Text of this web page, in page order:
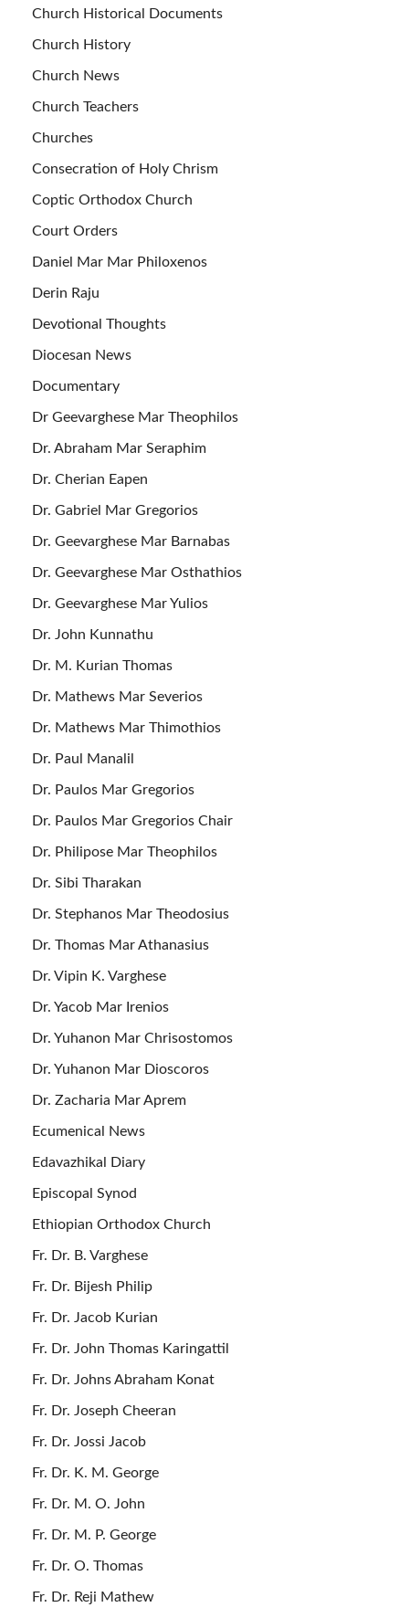
Church Historical Documents
Church History
Church News
Church Teachers
Churches
Consecration of Holy Chrism
Coptic Orthodox Church
Court Orders
Daniel Mar Mar Philoxenos
Derin Raju
Devotional Thoughts
Diocesan News
Documentary
Dr Geevarghese Mar Theophilos
Dr. Abraham Mar Seraphim
Dr. Cherian Eapen
Dr. Gabriel Mar Gregorios
Dr. Geevarghese Mar Barnabas
Dr. Geevarghese Mar Osthathios
Dr. Geevarghese Mar Yulios
Dr. John Kunnathu
Dr. M. Kurian Thomas
Dr. Mathews Mar Severios
Dr. Mathews Mar Thimothios
Dr. Paul Manalil
Dr. Paulos Mar Gregorios
Dr. Paulos Mar Gregorios Chair
Dr. Philipose Mar Theophilos
Dr. Sibi Tharakan
Dr. Stephanos Mar Theodosius
Dr. Thomas Mar Athanasius
Dr. Vipin K. Varghese
Dr. Yacob Mar Irenios
Dr. Yuhanon Mar Chrisostomos
Dr. Yuhanon Mar Dioscoros
Dr. Zacharia Mar Aprem
Ecumenical News
Edavazhikal Diary
Episcopal Synod
Ethiopian Orthodox Church
Fr. Dr. B. Varghese
Fr. Dr. Bijesh Philip
Fr. Dr. Jacob Kurian
Fr. Dr. John Thomas Karingattil
Fr. Dr. Johns Abraham Konat
Fr. Dr. Joseph Cheeran
Fr. Dr. Jossi Jacob
Fr. Dr. K. M. George
Fr. Dr. M. O. John
Fr. Dr. M. P. George
Fr. Dr. O. Thomas
Fr. Dr. Reji Mathew